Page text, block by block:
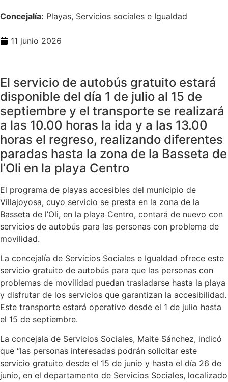
Concejalía: Playas, Servicios sociales e Igualdad
11 junio 2026
El servicio de autobús gratuito estará
disponible del día 1 de julio al 15 de
septiembre y el transporte se realizará
a las 10.00 horas la ida y a las 13.00
horas el regreso, realizando diferentes
paradas hasta la zona de la Basseta de
l’Oli en la playa Centro
El programa de playas accesibles del municipio de
Villajoyosa, cuyo servicio se presta en la zona de la
Basseta de l’Oli, en la playa Centro, contará de nuevo con
servicios de autobús para las personas con problema de
movilidad.
La concejalía de Servicios Sociales e Igualdad ofrece este
servicio gratuito de autobús para que las personas con
problemas de movilidad puedan trasladarse hasta la playa
y disfrutar de los servicios que garantizan la accesibilidad.
Este transporte estará operativo desde el 1 de julio hasta
el 15 de septiembre.
La concejala de Servicios Sociales, Maite Sánchez, indicó
que “las personas interesadas podrán solicitar este
servicio gratuito desde el 15 de junio y hasta el día 26 de
junio, en el departamento de Servicios Sociales, localizado